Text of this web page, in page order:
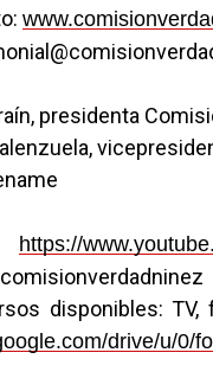
presidenta
https://
disponibles:
drive/u/0/